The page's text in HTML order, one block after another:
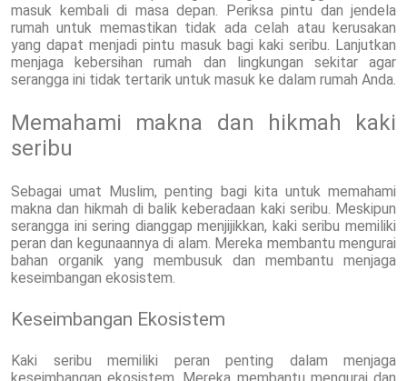
masuk kembali di masa depan. Periksa pintu dan jendela
rumah untuk memastikan tidak ada celah atau kerusakan
yang dapat menjadi pintu masuk bagi kaki seribu. Lanjutkan
menjaga kebersihan rumah dan lingkungan sekitar agar
serangga ini tidak tertarik untuk masuk ke dalam rumah Anda.
Memahami makna dan hikmah kaki
seribu
Sebagai umat Muslim, penting bagi kita untuk memahami
makna dan hikmah di balik keberadaan kaki seribu. Meskipun
serangga ini sering dianggap menjijikkan, kaki seribu memiliki
peran dan kegunaannya di alam. Mereka membantu mengurai
bahan organik yang membusuk dan membantu menjaga
keseimbangan ekosistem.
Keseimbangan Ekosistem
Kaki seribu memiliki peran penting dalam menjaga